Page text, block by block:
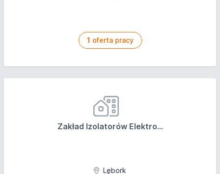
1 oferta pracy
Zakład Izolatorów Elektro...
Lębork